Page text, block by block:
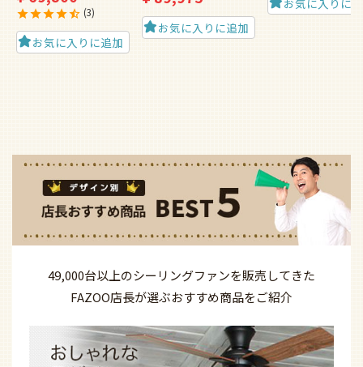
3
お気に入りに追加
お気に入りに追加
49,000台以上のシーリングファンを販売してきた
FAZOO店長が選ぶおすすめ商品をご紹介